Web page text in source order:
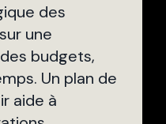
des
une
budgets,
Un plan de
aide à